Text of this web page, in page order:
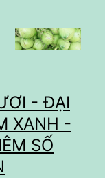
- ĐẠI
XANH -
SỐ